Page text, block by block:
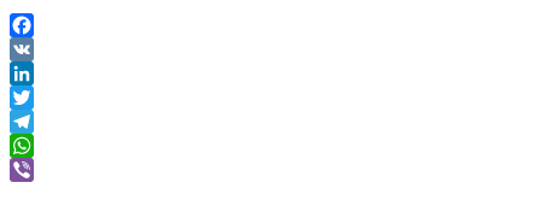
Facebook
VK
LinkedIn
Twitter
Telegram
WhatsApp